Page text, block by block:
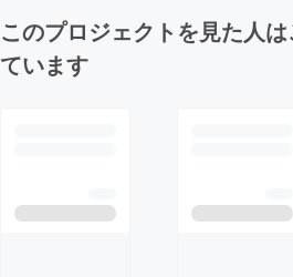
このプロジェクトを見た人
ています